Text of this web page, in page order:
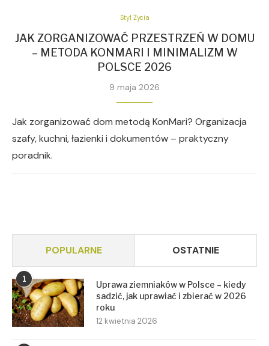
Styl Życia
JAK ZORGANIZOWAĆ PRZESTRZEŃ W DOMU
– METODA KONMARI I MINIMALIZM W
POLSCE 2026
9 maja 2026
Jak zorganizować dom metodą KonMari? Organizacja
szafy, kuchni, łazienki i dokumentów – praktyczny
poradnik.
POPULARNE OSTATNIE
1
Uprawa ziemniaków w Polsce – kiedy
sadzić, jak uprawiać i zbierać w 2026
roku
12 kwietnia 2026